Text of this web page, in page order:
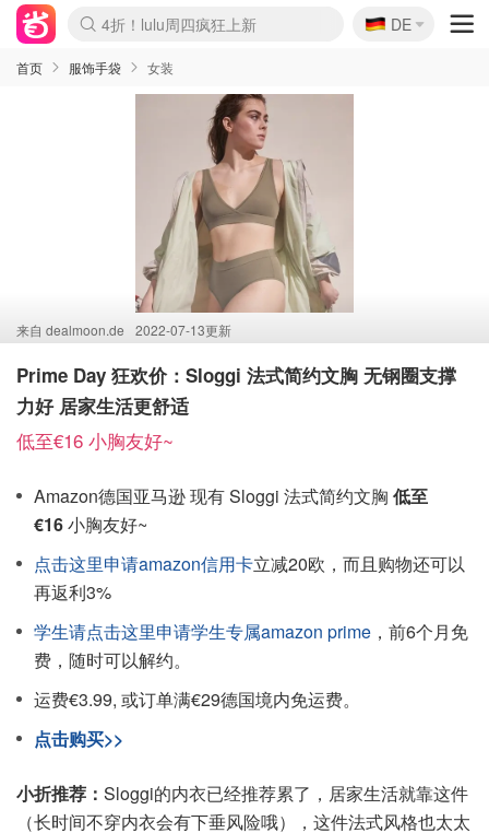
Boticinal 夏促开抢！
4折！lulu周四疯狂上新
还没结束！&OtherStories大促
Joybuy变相75折 随时失效
速领！Stanley独家85折
疑似霸哥！Camper额外叠85折
Zalando 奥莱闪促！每日更新
Moncler反季囤！5折起+叠9折
Coach Brooklyn仅€192
🇩🇪
DE
首页 服饰手袋 女装
来自 dealmoon.de 2022-07-13更新
Prime Day 狂欢价：Sloggi 法式简约文胸 无钢圈支撑
力好 居家生活更舒适
低至€16 小胸友好~
Amazon德国亚马逊 现有 Sloggi 法式简约文胸 低至
€16小胸友好~
点击这里申请amazon信用卡立减20欧，而且购物还可以
再返利3%
学生请点击这里申请学生专属amazon prime ，前6个月免
费，随时可以解约。
运费€3.99, 或订单满€29德国境内免运费。
点击购买>>
小折推荐： Sloggi的内衣已经推荐累了，居家生活就靠这件
（长时间不穿内衣会有下垂风险哦），这件法式风格也太太